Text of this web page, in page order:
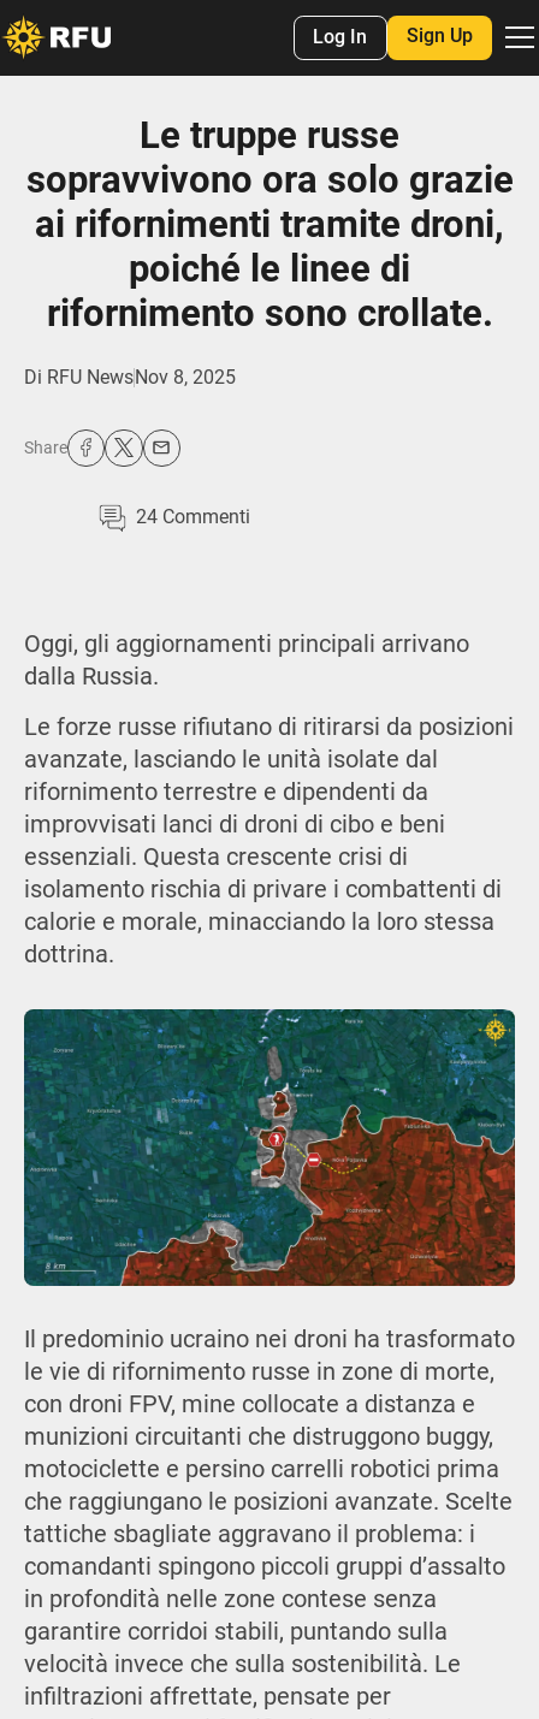
Log In Sign Up
Le truppe russe
sopravvivono ora solo grazie
ai rifornimenti tramite droni,
poiché le linee di
rifornimento sono crollate.
Di RFU NewsNov 8, 2025
Share
24 Commenti
Oggi, gli aggiornamenti principali arrivano
dalla Russia.
Le forze russe rifiutano di ritirarsi da posizioni
avanzate, lasciando le unità isolate dal
rifornimento terrestre e dipendenti da
improvvisati lanci di droni di cibo e beni
essenziali. Questa crescente crisi di
isolamento rischia di privare i combattenti di
calorie e morale, minacciando la loro stessa
dottrina.
Il predominio ucraino nei droni ha trasformato
le vie di rifornimento russe in zone di morte,
con droni FPV, mine collocate a distanza e
munizioni circuitanti che distruggono buggy,
motociclette e persino carrelli robotici prima
che raggiungano le posizioni avanzate. Scelte
tattiche sbagliate aggravano il problema: i
comandanti spingono piccoli gruppi d’assalto
in profondità nelle zone contese senza
garantire corridoi stabili, puntando sulla
velocità invece che sulla sostenibilità. Le
infiltrazioni affrettate, pensate per